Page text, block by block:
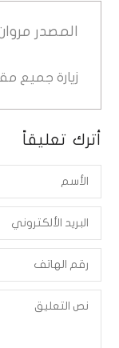
المصدر
زيارة جميع
أترك تعليقاً